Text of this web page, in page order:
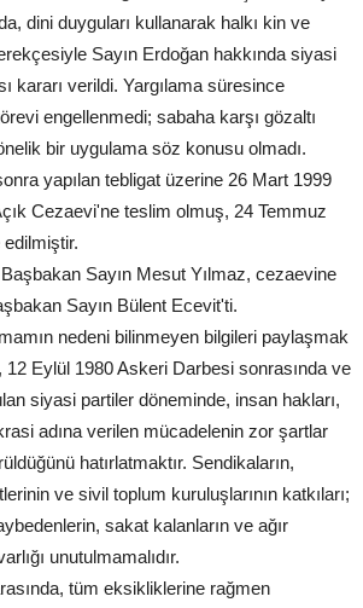
dini duyguları kullanarak halkı kin ve
Sayın Erdoğan hakkında siyasi
kararı verildi. Yargılama süresince
engellenmedi; sabaha karşı gözaltı
bir uygulama söz konusu olmadı.
yapılan tebligat üzerine 26 Mart 1999
Cezaevi'ne teslim olmuş, 24 Temmuz
Sayın Mesut Yılmaz, cezaevine
Sayın Bülent Ecevit'ti.
nedeni bilinmeyen bilgileri paylaşmak
12 Eylül 1980 Askeri Darbesi sonrasında ve
siyasi partiler döneminde, insan hakları,
adına verilen mücadelenin zor şartlar
hatırlatmaktır. Sendikaların,
ve sivil toplum kuruluşlarının katkıları;
sakat kalanların ve ağır
unutulmamalıdır.
tüm eksikliklerine rağmen